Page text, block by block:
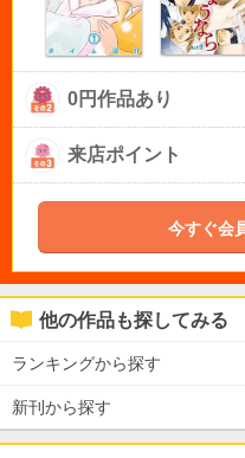
0円作品あり
来店ポイント
今すぐ会
他の作品も探してみる
ランキングから探す
新刊から探す